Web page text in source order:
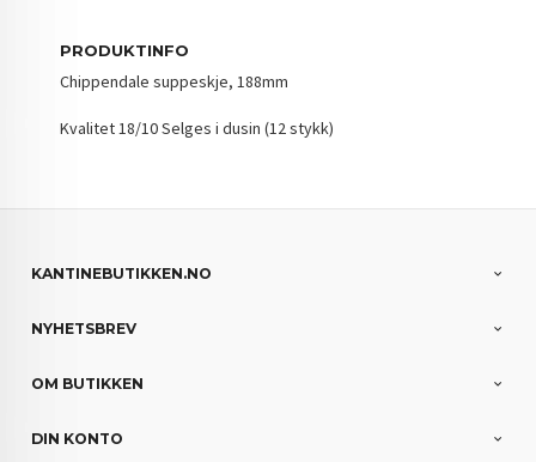
PRODUKTINFO
Chippendale suppeskje, 188mm
Kvalitet 18/10 Selges i dusin (12 stykk)
KANTINEBUTIKKEN.NO
NYHETSBREV
OM BUTIKKEN
DIN KONTO